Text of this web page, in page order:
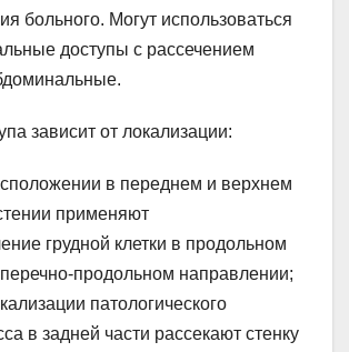
больного. Могут использоваться
доступы с рассечением
зависит от локализации:
в переднем и верхнем
применяют
грудной клетки в продольном
продольном направлении;
патологического
в задней части рассекают стенку